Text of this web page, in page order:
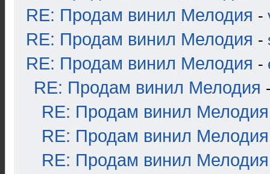
RE: Продам винил Мелодия -
RE: Продам винил Мелодия -
RE: Продам винил Мелодия -
RE: Продам винил Мелодия
RE: Продам винил Мелодия
RE: Продам винил Мелодия
RE: Продам винил Мелодия